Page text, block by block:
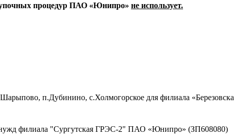
процедур ПАО «Юнипро» не использует.
п.Дубинино, с.Холмогорское для филиала
нужд филиала "Сургутская ГРЭС-2" ПАО «Юнипро» (ЗП608080)